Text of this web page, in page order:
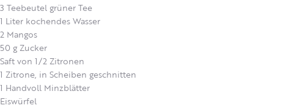
3 Teebeutel grüner Tee
1 Liter kochendes Wasser
2 Mangos
50 g Zucker
Saft von 1/2 Zitronen
1 Zitrone, in Scheiben geschnitten
1 Handvoll Minzblätter
Eiswürfel